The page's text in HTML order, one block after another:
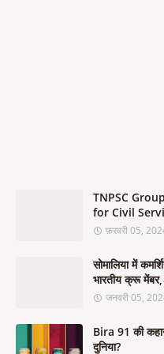
TNPSC
for Civil
फ़रवरी 05,
सोमालिया में
भारतीय क्रू मेंबर,
जनवरी 05,
Bira 91 की
दुनिया?